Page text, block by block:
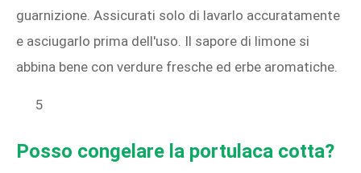
guarnizione. Assicurati solo di lavarlo accuratamente
e asciugarlo prima dell'uso. Il sapore di limone si
abbina bene con verdure fresche ed erbe aromatiche.
5
Posso congelare la portulaca cotta?